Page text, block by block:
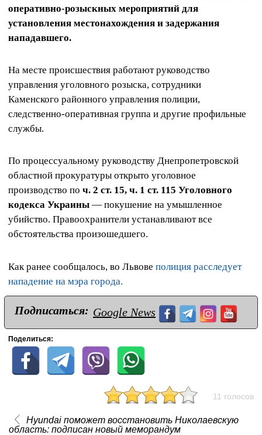
оперативно-розыскных мероприятий для
установления местонахождения и задержания
нападавшего.
На месте происшествия работают руководство
управления уголовного розыска, сотрудники
Каменского районного управления полиции,
следственно-оперативная группа и другие профильные
службы.
По процессуальному руководству Днепропетровской
областной прокуратуры открыто уголовное
производство по ч. 2 ст. 15, ч. 1 ст. 115 Уголовного
кодекса Украины — покушение на умышленное
убийство. Правоохранители устанавливают все
обстоятельства произошедшего.
Как ранее сообщалось, во Львове полиция расследует
нападение на мэра города.
Подписаться: Google News
Поделиться:
11 голосов
Hyundai поможет восстановить Николаевскую
область: подписан новый меморандум